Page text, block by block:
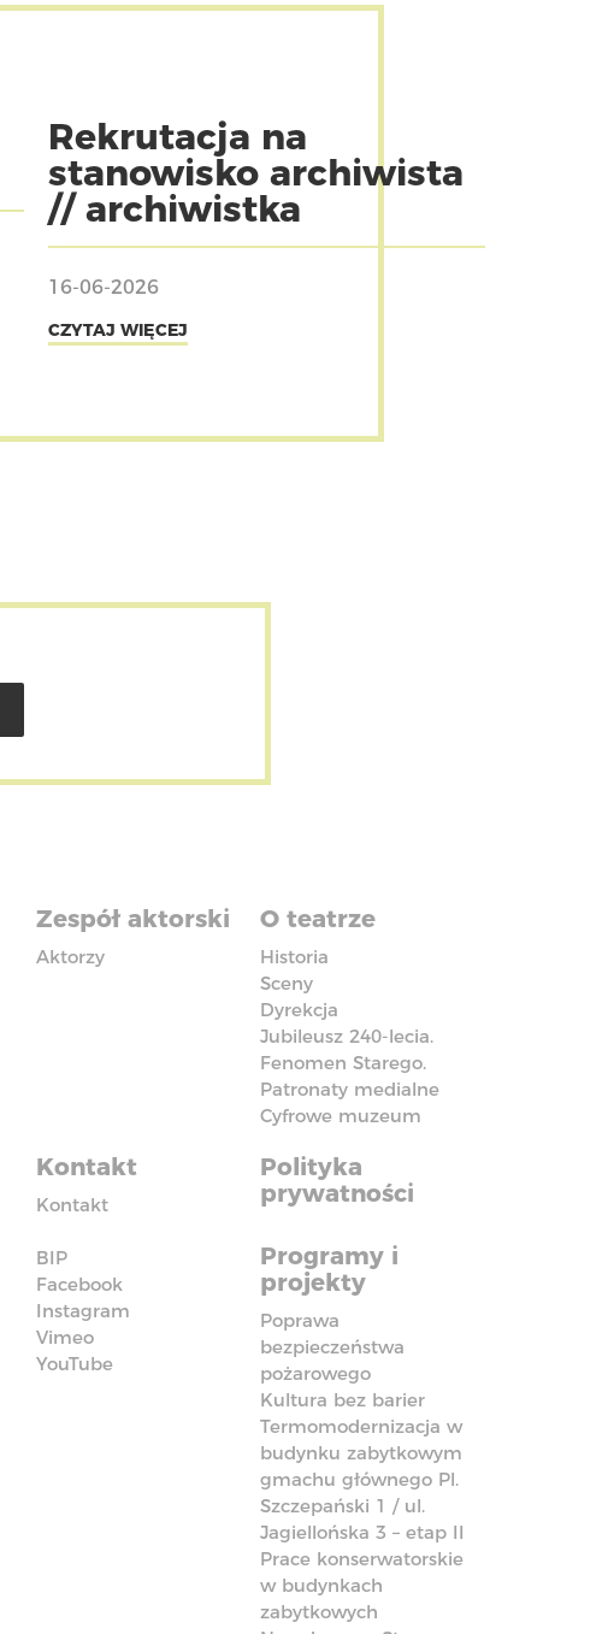
Rekrutacja na
stanowisko archiwista
// archiwistka
16-06-2026
CZYTAJ WIĘCEJ
Zespół aktorski
Aktorzy
O teatrze
Historia
Sceny
Dyrekcja
Jubileusz 240-lecia.
Fenomen Starego.
Patronaty medialne
Cyfrowe muzeum
Kontakt
Kontakt
BIP
Facebook
Instagram
Vimeo
YouTube
Polityka
prywatności
Programy i
projekty
Poprawa
bezpieczeństwa
pożarowego
Kultura bez barier
Termomodernizacja w
budynku zabytkowym
gmachu głównego Pl.
Szczepański 1 / ul.
Jagiellońska 3 – etap II
Prace konserwatorskie
w budynkach
zabytkowych